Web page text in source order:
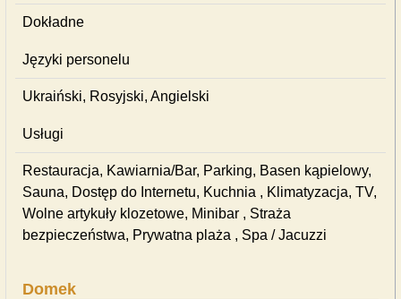
Dokładne
Języki personelu
Ukraiński, Rosyjski, Angielski
Usługi
Restauracja, Kawiarnia/Bar, Parking, Basen kąpielowy,
Sauna, Dostęp do Internetu, Kuchnia , Klimatyzacja, TV,
Wolne artykuły klozetowe, Minibar , Straża
bezpieczeństwa, Prywatna plaża , Spa / Jacuzzi
Domek